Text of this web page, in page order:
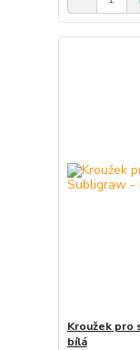
Kroužek pro
bílá